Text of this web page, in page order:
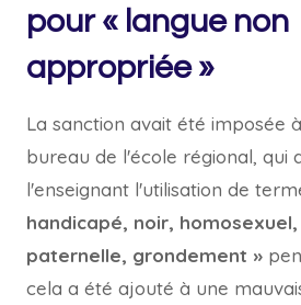
pour « langue non
appropriée »
La sanction avait été imposée
bureau de l'école régional, qui
l'enseignant l'utilisation de
handicapé, noir,
paternelle, grondement »
cela a été ajouté à une